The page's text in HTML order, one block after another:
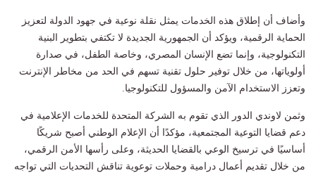
وأضاف أن إطلاق هذه الخدمات يمثل نقلة نوعية في جهود الدولة لتعزيز
الحماية الرقمية، ويؤكد أن الجمهورية الجديدة لا تكتفي بتطوير البنية
التكنولوجية، وإنما تضع الإنسان المصري، وخاصة الطفل، في صدارة
أولوياتها، من خلال توفير حلول تقنية تسهم في الحد من مخاطر الإنترنت
وتعزز الاستخدام الآمن والمسؤول للتكنولوجيا.
وثمن لاوندي الدور الذي تقوم به الشركة المتحدة للخدمات الإعلامية في
دعم قضايا التوعية المجتمعية، مؤكدًا أن الإعلام الوطني أصبح شريكًا
أساسيًا في ترسيخ الوعي بالقضايا الحديثة، وعلى رأسها الأمن الرقمي،
من خلال تقديم أعمال درامية وحملات توعوية تناقش التحديات التي تواجه